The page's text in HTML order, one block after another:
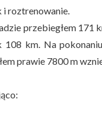
i roztrenowanie.
przebiegłem 171
km. Na
prawie 7800 m